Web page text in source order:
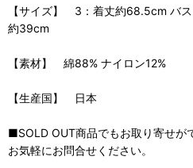
【サイズ】 3：着丈約68.5cm バ
約39cm
【素材】 綿88% ナイロン12%
【生産国】 日本
■SOLD OUT商品でもお取り寄せが
お気軽にお問合せください。